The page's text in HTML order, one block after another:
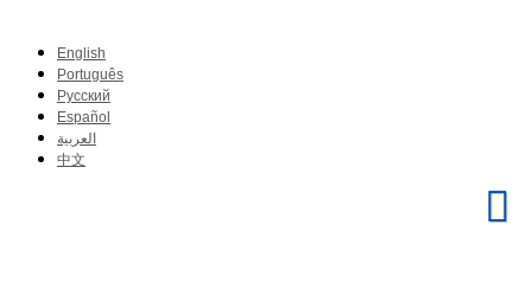
English
Português
Pусский
Español
العربية
中文